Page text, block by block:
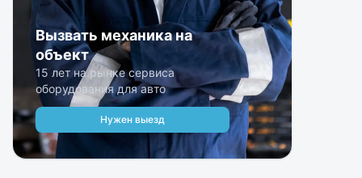
Вызвать механика на
объект
15 лет на рынке сервиса
оборудования для авто
Нужен выезд